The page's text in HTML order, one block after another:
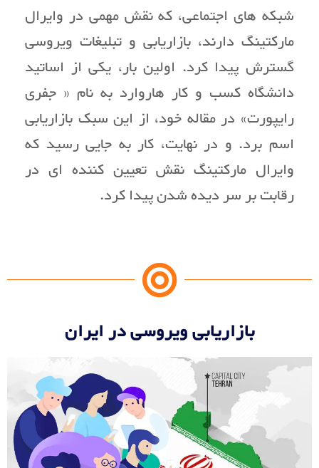
شبکه های اجتماعی، که نقش مهمی در وایرال
مارکتینگ دارند، بازاریابی و تبلیغات ویروسی
گسترش پیدا کرد. اولین بار، یکی از اساتید
دانشگاه کسب و کار هاروارد به نام « جفری
رایپورت» در مقاله خود، از این سبک بازاریابی
اسم برد. و در نهایت، کار به جایی رسید که
وایرال مارکتینگ نقش تعیین کننده ای در
رقابت بر سر دیده شدن پیدا کرد.
بازاریابی ویروسی در ایران